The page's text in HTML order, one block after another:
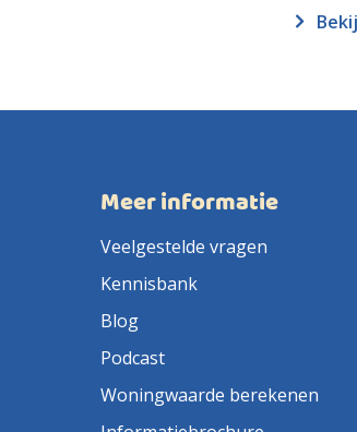
Meer informatie
Veelgestelde vragen
Kennisbank
Blog
Podcast
Woningwaarde berekenen